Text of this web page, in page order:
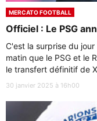
MERCATO FOOTBALL
Officiel : Le PSG
C'est la surprise du
matin que le PSG et le
le transfert définitif de
30 janvier 2025 à 16h00